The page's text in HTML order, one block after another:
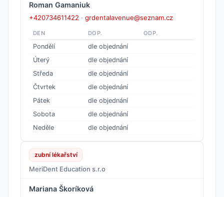
Roman Gamaniuk
+420734611422 · grdentalavenue@seznam.cz
DEN DOP. ODP.
Pondělí
dle objednání
Úterý
dle objednání
Středa
dle objednání
Čtvrtek
dle objednání
Pátek
dle objednání
Sobota
dle objednání
Neděle
dle objednání
zubní lékařství
MeriDent Education s.r.o
Mariana Škoríková